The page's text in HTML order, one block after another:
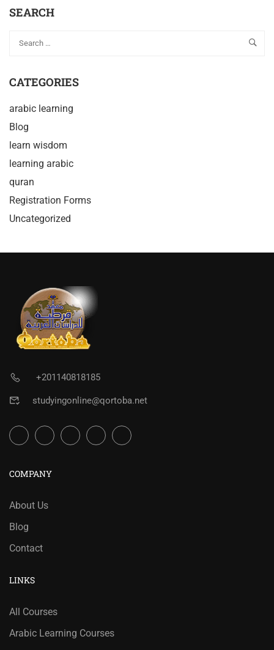
PROGRAMS
EGYPT
SEARCH
CATEGORIES
arabic learning
Blog
learn wisdom
learning arabic
quran
Registration Forms
Uncategorized
+201140818185
studyingonline@qortoba.net
COMPANY
About Us
Blog
Contact
LINKS
All Courses
Arabic Learning Courses